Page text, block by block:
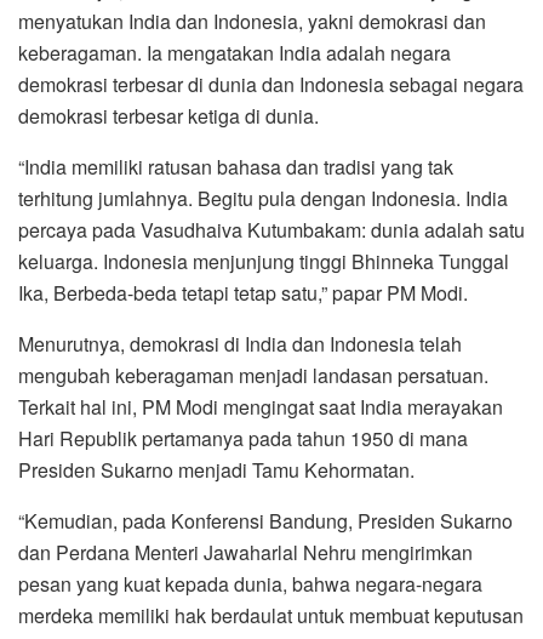
menyatukan India dan Indonesia, yakni demokrasi dan
keberagaman. Ia mengatakan India adalah negara
demokrasi terbesar di dunia dan Indonesia sebagai negara
demokrasi terbesar ketiga di dunia.
“India memiliki ratusan bahasa dan tradisi yang tak
terhitung jumlahnya. Begitu pula dengan Indonesia. India
percaya pada Vasudhaiva Kutumbakam: dunia adalah satu
keluarga. Indonesia menjunjung tinggi Bhinneka Tunggal
Ika, Berbeda-beda tetapi tetap satu,” papar PM Modi.
Menurutnya, demokrasi di India dan Indonesia telah
mengubah keberagaman menjadi landasan persatuan.
Terkait hal ini, PM Modi mengingat saat India merayakan
Hari Republik pertamanya pada tahun 1950 di mana
Presiden Sukarno menjadi Tamu Kehormatan.
“Kemudian, pada Konferensi Bandung, Presiden Sukarno
dan Perdana Menteri Jawaharlal Nehru mengirimkan
pesan yang kuat kepada dunia, bahwa negara-negara
merdeka memiliki hak berdaulat untuk membuat keputusan